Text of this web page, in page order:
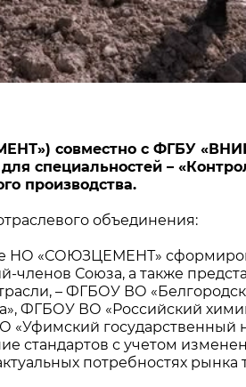
совместно с ФГБУ
специальностей–
производства.
объединения:
НО «СОЮЗЦЕМЕНТ»
членов Союза, а также
– ФГБОУ ВО
ФГБОУ ВО «Российский
государственный
стандартов с учетом
потребностях рынка